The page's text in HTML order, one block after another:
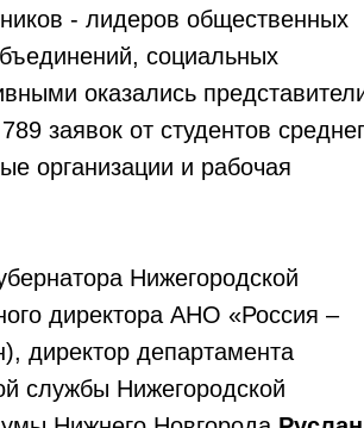
- лидеров общественных
социальных
оказались
заявок от студентов
организации и рабочая
Нижегородской
директора АНО «Россия –
директор департамента
службы Нижегородской